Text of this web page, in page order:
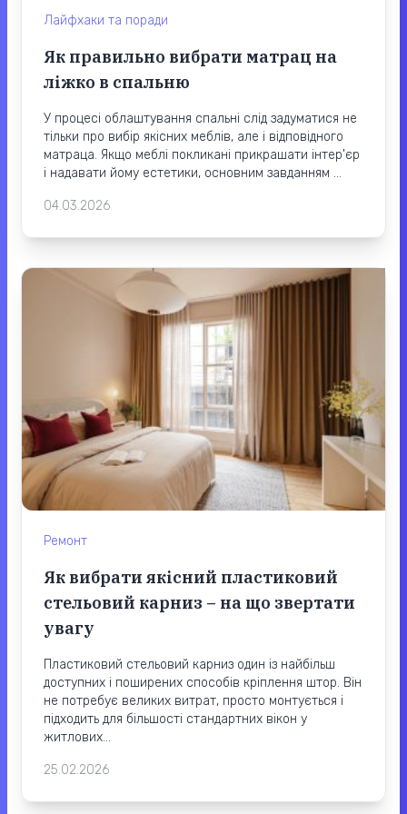
Лайфхаки та поради
Як правильно вибрати матрац на
ліжко в спальню
У процесі облаштування спальні слід задуматися не
тільки про вибір якісних меблів, але і відповідного
матраца. Якщо меблі покликані прикрашати інтер'єр
і надавати йому естетики, основним завданням ...
04.03.2026
Ремонт
Як вибрати якісний пластиковий
стельовий карниз – на що звертати
увагу
Пластиковий стельовий карниз один із найбільш
доступних і поширених способів кріплення штор. Він
не потребує великих витрат, просто монтується і
підходить для більшості стандартних вікон у
житлових...
25.02.2026